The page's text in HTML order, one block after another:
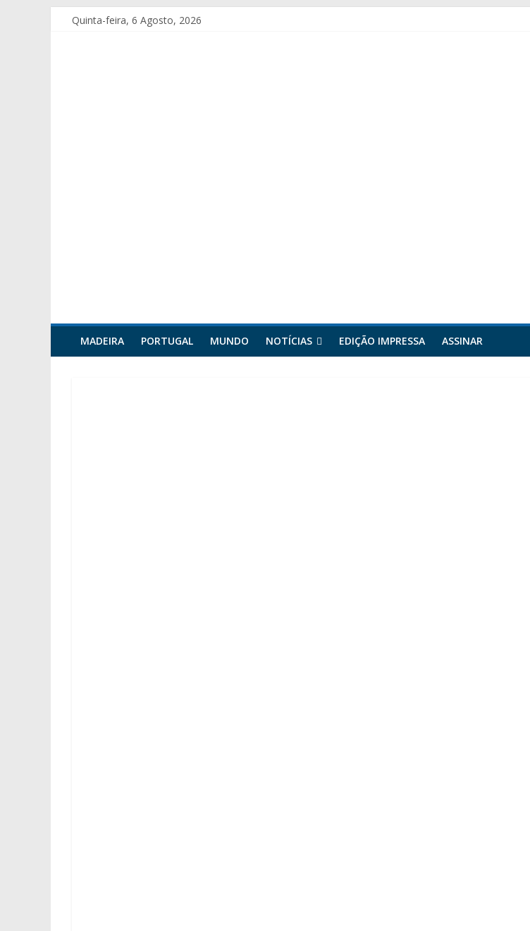
Quinta-feira, 6 Agosto, 2026
MADEIRA PORTUGAL MUNDO NOTÍCIAS EDIÇÃO IMPRESSA ASSINAR